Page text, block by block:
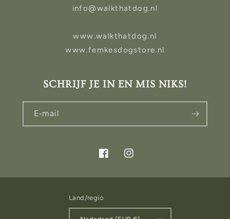
info@walkthatdog.nl
www.walkthatdog.nl
www.femkesdogstore.nl
SCHRIJF JE IN EN MIS NIKS!
E‑mail
FacebookInstagram
Land/regio